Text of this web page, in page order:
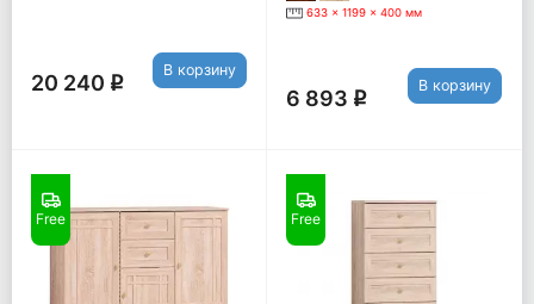
20 240 q
В корзину
633 x 1199 x 400 мм
6 893 q
В корзину
Free Free